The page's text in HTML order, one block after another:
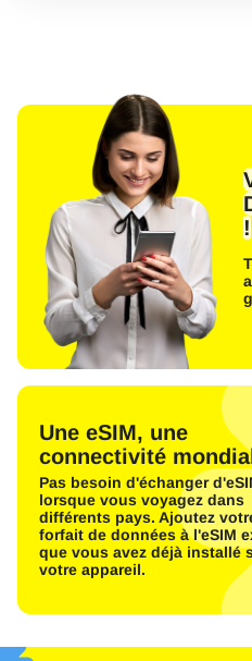
!
Une eSIM, une
connectivité
Pas besoin d'échanger
lorsque vous voyagez dans
différents pays. Ajoutez
forfait de données à l'eSIM
que vous avez déjà installé
votre appareil.